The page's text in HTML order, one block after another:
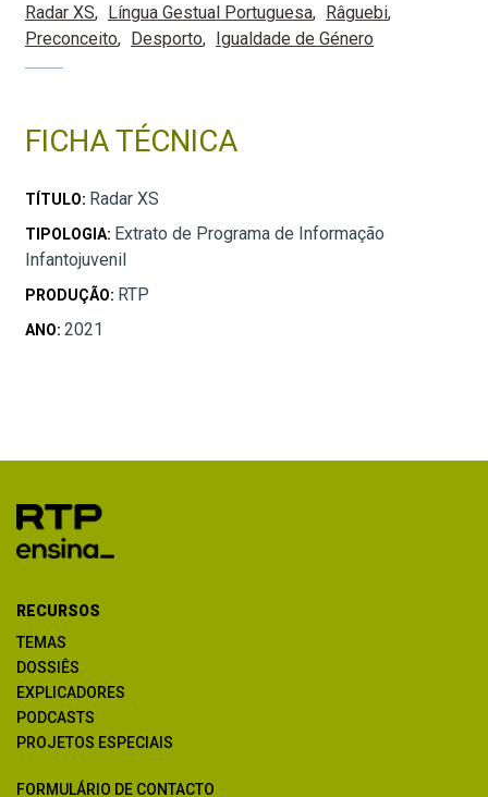
Radar XS Língua Gestual Portuguesa
Râguebi
Preconceito
Desporto Igualdade de Género
FICHA TÉCNICA
TÍTULO: Radar XS
TIPOLOGIA: Extrato de Programa de Informação
Infantojuvenil
PRODUÇÃO: RTP
ANO: 2021
RECURSOS
TEMAS
DOSSIÊS
EXPLICADORES
PODCASTS
PROJETOS ESPECIAIS
FORMULÁRIO DE CONTACTO